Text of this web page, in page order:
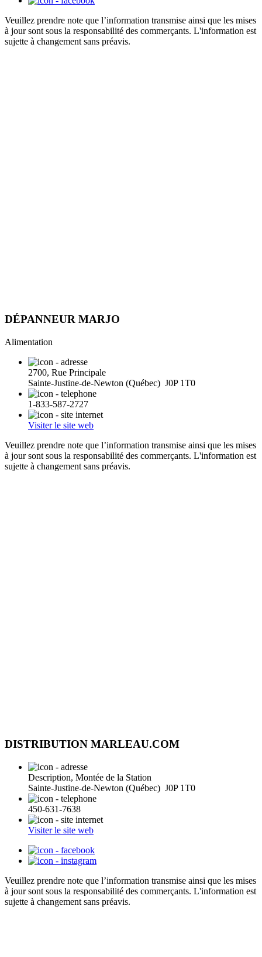
Veuillez prendre note que l’information transmise ainsi que les mises
à jour sont sous la responsabilité des commerçants. L'information est
sujette à changement sans préavis.
DÉPANNEUR MARJO
Alimentation
2700, Rue Principale
Sainte-Justine-de-Newton (Québec) J0P 1T0
1-833-587-2727
Visiter le site web
Veuillez prendre note que l’information transmise ainsi que les mises
à jour sont sous la responsabilité des commerçants. L'information est
sujette à changement sans préavis.
DISTRIBUTION MARLEAU.COM
Description, Montée de la Station
Sainte-Justine-de-Newton (Québec) J0P 1T0
450-631-7638
Visiter le site web
Veuillez prendre note que l’information transmise ainsi que les mises
à jour sont sous la responsabilité des commerçants. L'information est
sujette à changement sans préavis.